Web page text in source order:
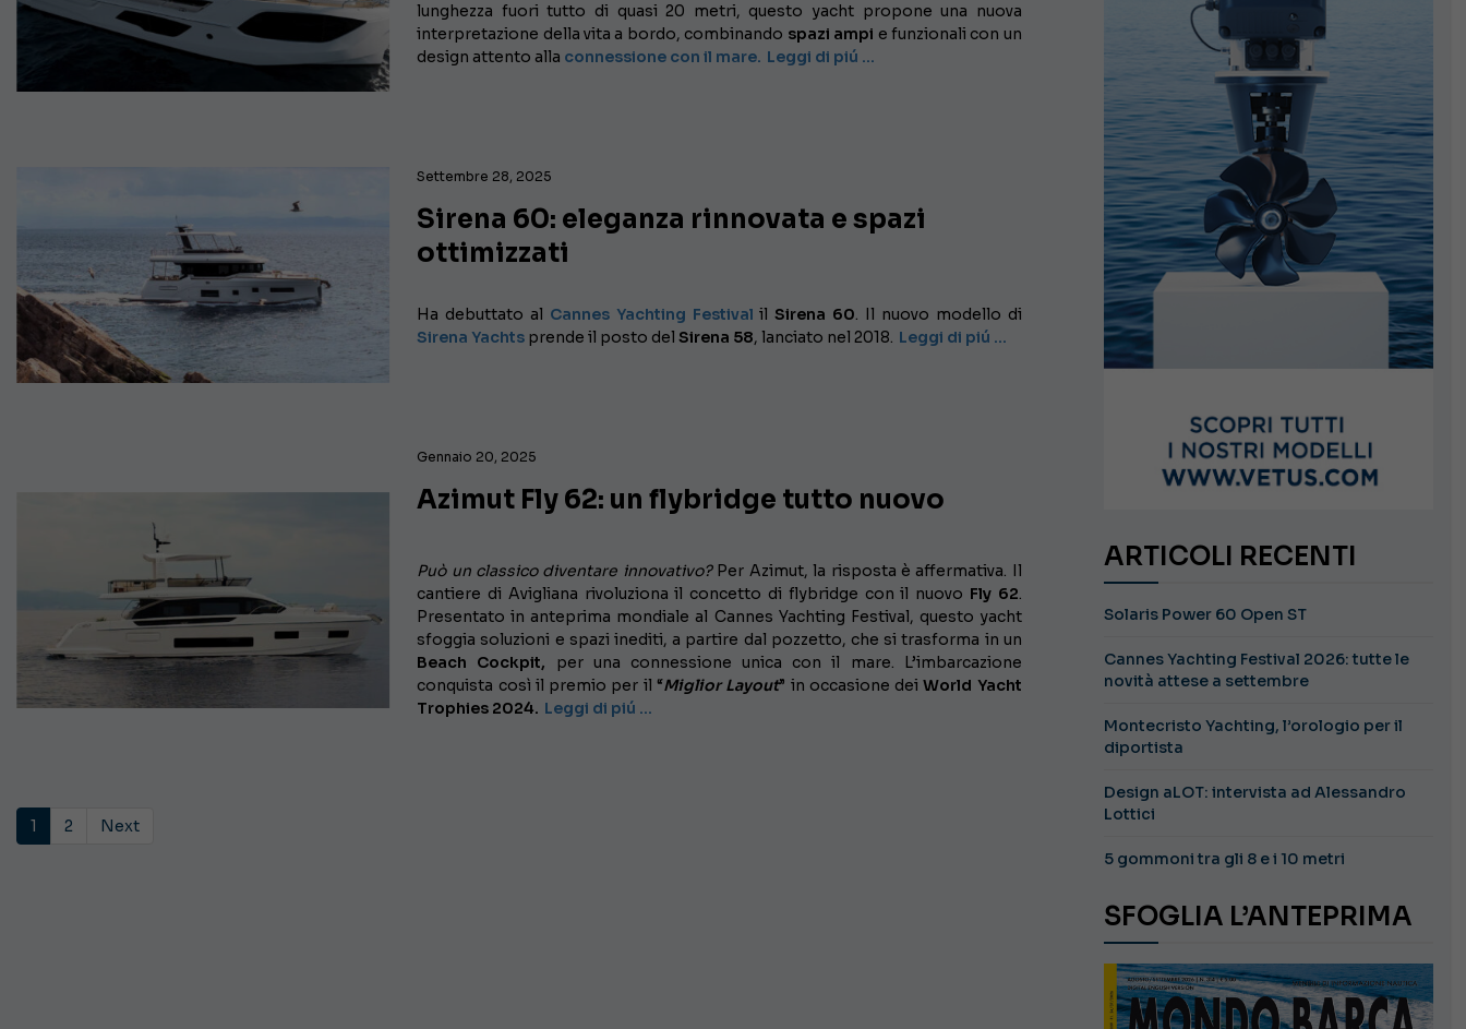
lunghezza fuori tutto di quasi 20 metri, questo yacht propone una nuova
interpretazione della vita a bordo, combinando spazi ampi e funzionali con un
design attento alla connessione con il mare. Leggi di piú …
Settembre 28, 2025
Sirena 60: eleganza rinnovata e spazi
ottimizzati
Ha debuttato al Cannes Yachting Festival ilSirena 60. Il nuovo modello di
Sirena Yachts prende il posto delSirena 58, lanciato nel 2018. Leggi di piú …
Gennaio 20, 2025
Azimut Fly 62: un flybridge tutto nuovo
Può un classico diventare innovativo?Per Azimut, la risposta è affermativa. Il
cantiere di Avigliana rivoluziona il concetto di flybridge con il nuovo Fly 62.
Presentato in anteprima mondiale al Cannes Yachting Festival, questo yacht
sfoggia soluzioni e spazi inediti, a partire dal pozzetto, che si trasforma in un
Beach Cockpit, per una connessione unica con il mare. L’imbarcazione
conquista così il premio per il “Miglior Layout” in occasione deiWorld Yacht
Trophies 2024. Leggi di piú …
1 2 Next
ARTICOLI RECENTI
Solaris Power 60 Open ST
Cannes Yachting Festival 2026: tutte le
novità attese a settembre
Montecristo Yachting, l’orologio per il
diportista
Design aLOT: intervista ad Alessandro
Lottici
5 gommoni tra gli 8 e i 10 metri
SFOGLIA L’ANTEPRIMA